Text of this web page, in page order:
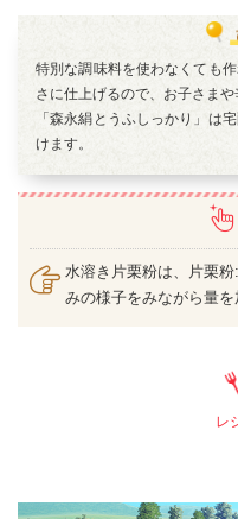
特別な調味料を使わなくても
さに仕上げるので、お子さま
「森永絹とうふしっかり」は
けます。
水溶き片栗粉は、片栗
みの様子をみながら量を
レ